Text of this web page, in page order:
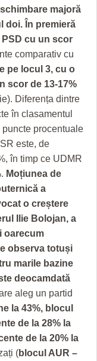
majoră
doi. În premieră
cu un scor
comparativ cu
pe locul 3, cu o
scor de 13-17%
Diferența dintre
în clasamentul
procentuale
este, de
în timp ce UDMR
Moțiunea de
a
o creștere
Ilie Bolojan, a
oarecum
observa totuși
marile bazine
deocamdată
aleg un partid
la 43%, blocul
de la 28% la
de la 20% la
(blocul AUR –